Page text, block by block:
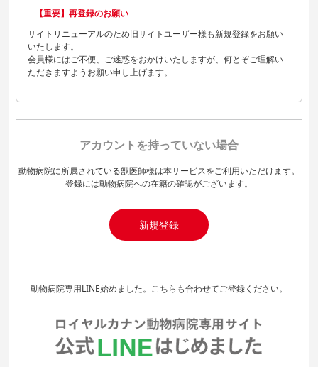
【重要】再登録のお願い
サイトリニューアルのため旧サイトユーザー様も新規登録をお願い
いたします。
会員様にはご不便、ご迷惑をおかけいたしますが、何とぞご理解い
ただきますようお願い申し上げます。
アカウントを持っていない場合
動物病院に所属されている獣医師様は本サービスをご利用いただけます。
登録には動物病院への在籍の確認がございます。
新規登録
動物病院専用LINE始めました。こちらも合わせてご登録ください。